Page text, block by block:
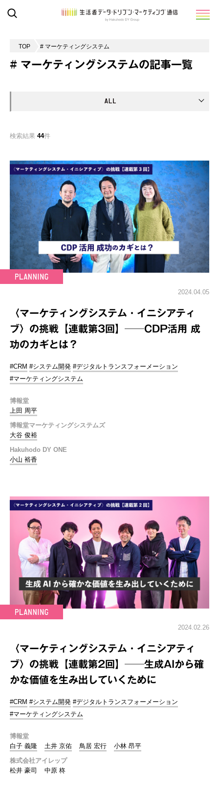
TOP # マーケティングシステム
# マーケティングシステムの記事一覧
検索結果 44件
2024.04.05
〈マーケティングシステム・イニシアティ
ブ〉の挑戦【連載第3回】──CDP活用 成
功のカギとは？
#CRM #システム開発 #デジタルトランスフォーメーション
#マーケティングシステム
博報堂
上田 周平
博報堂マーケティングシステムズ
大谷 俊裕
Hakuhodo DY ONE
小山 裕香
2024.02.26
〈マーケティングシステム・イニシアティ
ブ〉の挑戦【連載第2回】──生成AIから確
かな価値を生み出していくために
#CRM #システム開発 #デジタルトランスフォーメーション
#マーケティングシステム
博報堂
白子 義隆
土井 京佑 鳥居 宏行
小林 昂平
株式会社アイレップ
松井 豪司
中原 柊